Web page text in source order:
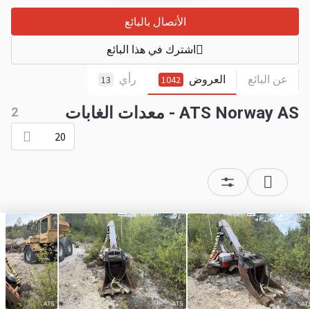
عن البائع العروض 1042 رأي 13
الأتصال بالبائع
اشترك في هذا البائع
ATS Norway AS - معدات الغابات 2
20